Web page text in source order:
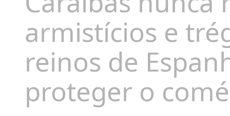
armistícios e
reinos de
proteger o